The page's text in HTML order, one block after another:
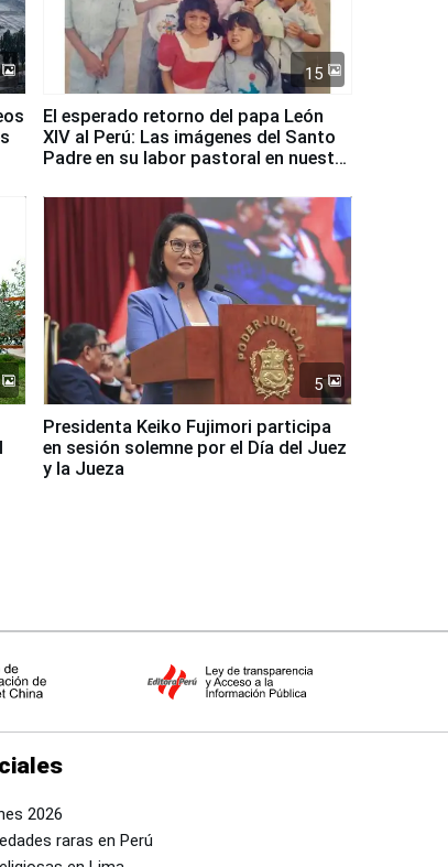
15
El esperado retorno del papa León
XIV al Perú: Las imágenes del Santo
Padre en su labor pastoral en nuestro
5
Presidenta Keiko Fujimori participa
en sesión solemne por el Día del Juez
y la Jueza
2026
raras en Perú